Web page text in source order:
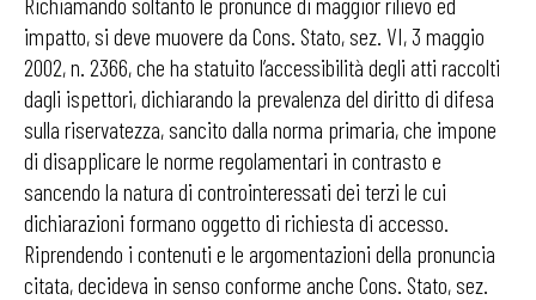
impatto, si deve muovere da Cons. Stato, sez. VI, 3 maggio
2002, n. 2366, che ha statuito l’accessibilità degli atti raccolti
dagli ispettori, dichiarando la prevalenza del diritto di difesa
sulla riservatezza, sancito dalla norma primaria, che impone
di disapplicare le norme regolamentari in contrasto e
sancendo la natura di controinteressati dei terzi le cui
dichiarazioni formano oggetto di richiesta di accesso.
Riprendendo i contenuti e le argomentazioni della pronuncia
citata, decideva in senso conforme anche Cons. Stato, sez.